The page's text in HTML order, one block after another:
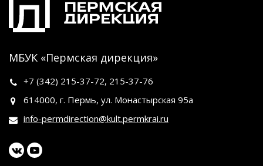
МБУК «Пермская дирекция»
+7 (342) 215-37-72, 215-37-76
614000, г. Пермь, ул. Монастырская 95а
info-permdirection@kult.permkrai.ru